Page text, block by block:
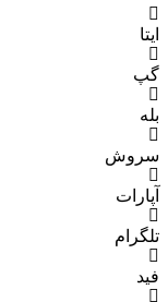
ایتا
گپ
بله
سروش
آپارات
تلگرام
فید